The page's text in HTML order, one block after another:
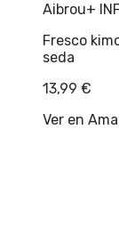
Aibrou+
Fresco
seda
13,99 €
Ver en